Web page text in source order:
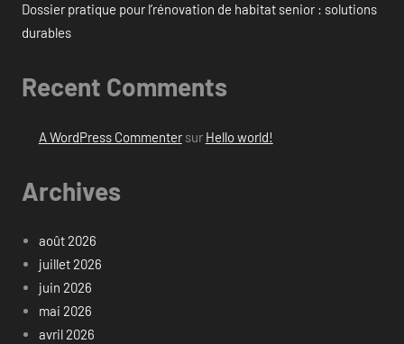
Dossier pratique pour l’rénovation de habitat senior : solutions
durables
Recent Comments
A WordPress Commentersur Hello world!
Archives
août 2026
juillet 2026
juin 2026
mai 2026
avril 2026